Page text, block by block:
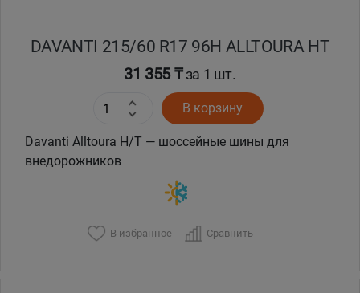
DAVANTI 215/60 R17 96H ALLTOURA HT
31 355 ₸за 1 шт.
В корзину
Davanti Alltoura H/T — шоссейные шины для
внедорожников
В избранное Сравнить